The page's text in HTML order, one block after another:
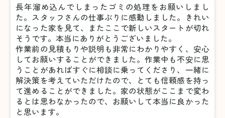
長年溜め込んでしまったゴミの処理をお願いしまし
た。スタッフさんの仕事ぶりに感動しました。きれい
になった家を見て、またここで新しいスタートが切れ
そうです。本当にありがとうございました。
作業前の見積もりや説明も非常にわかりやすく、安心
してお願いすることができました。作業中も不安に思
うことがあればすぐに相談に乗ってくださり、一緒に
解決策を考えていただけたので、とても信頼感を持っ
て進めることができました。家の状態がここまで変わ
るとは思わなかったので、お願いして本当に良かった
と思います。